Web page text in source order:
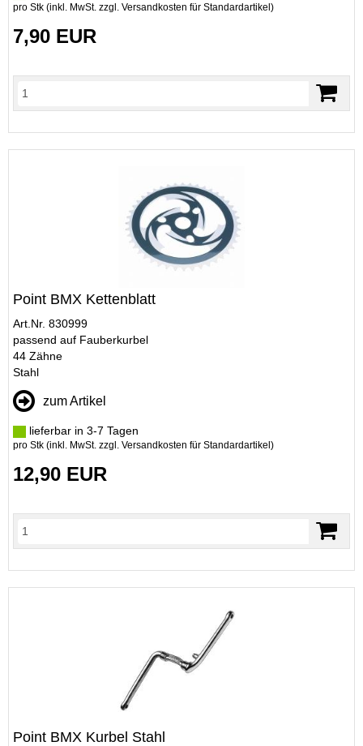
pro Stk (inkl. MwSt. zzgl. Versandkosten für Standardartikel )
7,90 EUR
Point BMX Kettenblatt
Art.Nr. 830999
passend auf Fauberkurbel
44 Zähne
Stahl
zum Artikel
lieferbar in 3-7 Tagen
pro Stk (inkl. MwSt. zzgl. Versandkosten für Standardartikel )
12,90 EUR
Point BMX Kurbel Stahl